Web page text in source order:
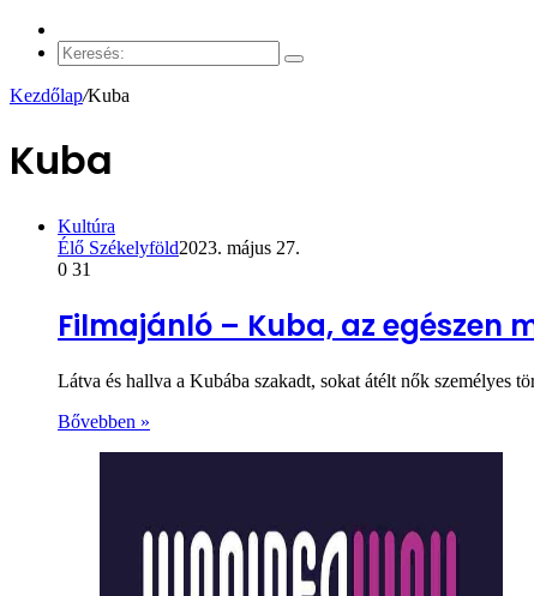
cikk
Keresés:
Kezdőlap/Kuba
Kuba
Kultúra
Élő Székelyföld2023. május 27.
0 31
Filmajánló – Kuba, az egészen
Látva és hallva a Kubába szakadt, sokat átélt nők személyes
Bővebben »